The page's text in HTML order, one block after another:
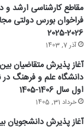
مقاطع کارشناسی ارشد و
فراخوان بورس دولتی
2026-2025
آذر 7, 1403
آغاز پذیرش متقاضیان
دانشگاه علم و فرهنگ در
اول سال 1406-1405
خرداد 31, 1405
آغاز پذیرش دانشجویان